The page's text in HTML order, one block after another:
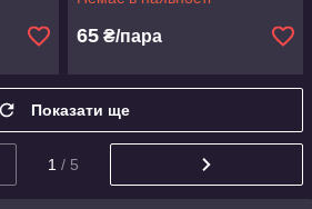
65 ₴/пара
Показати ще
1 / 5